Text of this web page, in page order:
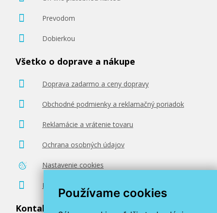
Používame cookies
41,90 €
Pridať do košíka
Kompatibilná náplň s EPSON T9461
(čierna)
Prevodom
Dobierkou
Všetko o doprave a nákupe
Doprava zadarmo a ceny dopravy
Obchodné podmienky a reklamačný poriadok
Reklamácie a vrátenie tovaru
Ochrana osobných údajov
Nastavenie cookies
Poradenstvo zadarmo
Kontaktujte nás